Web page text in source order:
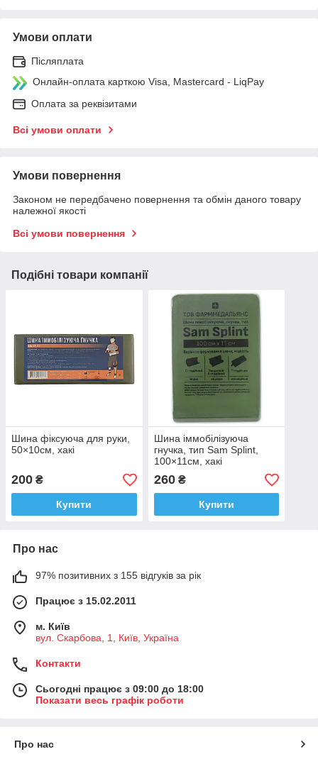
Умови оплати
Післяплата
Онлайн-оплата карткою Visa, Mastercard - LiqPay
Оплата за реквізитами
Всі умови оплати
Умови повернення
Законом не передбачено повернення та обмін даного товару
належної якості
Всі умови повернення
Подібні товари компанії
Шина фіксуюча для руки,
50×10см, хакі
200 ₴
Купити
Шина іммобілізуюча
гнучка, тип Sam Splint,
100×11см, хакі
260₴
Купити
Про нас
97% позитивних з 155 відгуків за рік
Працює з 15.02.2011
м. Київ
вул. Скарбова, 1, Київ, Україна
Контакти
Сьогодні працює з 09:00 до 18:00
Показати весь графік роботи
Про нас